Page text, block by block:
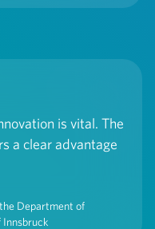
is vital. The
a clear advantage
Department of